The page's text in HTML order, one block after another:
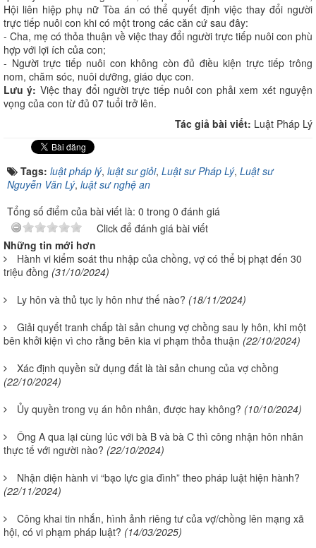
Hội liên hiệp phụ nữ Tòa án có thể quyết định việc thay đổi người
trực tiếp nuôi con khi có một trong các căn cứ sau đây:
- Cha, mẹ có thỏa thuận về việc thay đổi người trực tiếp nuôi con phù
hợp với lợi ích của con;
- Người trực tiếp nuôi con không còn đủ điều kiện trực tiếp trông
nom, chăm sóc, nuôi dưỡng, giáo dục con.
Lưu ý: Việc thay đổi người trực tiếp nuôi con phải xem xét nguyện
vọng của con từ đủ 07 tuổi trở lên.
Tác giả bài viết: Luật Pháp Lý
Tags: luật pháp lý, luật sư giỏi, Luật sư Pháp Lý, Luật sư
Nguyễn Văn Lý, luật sư nghệ an
Tổng số điểm của bài viết là: 0 trong 0 đánh giá
Click để đánh giá bài viết
Những tin mới hơn
Hành vi kiểm soát thu nhập của chồng, vợ có thể bị phạt đến 30
triệu đồng (31/10/2024)
Ly hôn và thủ tục ly hôn như thế nào? (18/11/2024)
Giải quyết tranh chấp tài sản chung vợ chồng sau ly hôn, khi một
bên khởi kiện vì cho rằng bên kia vi phạm thỏa thuận (22/10/2024)
Xác định quyền sử dụng đất là tài sản chung của vợ chồng
(22/10/2024)
Ủy quyền trong vụ án hôn nhân, được hay không? (10/10/2024)
Ông A qua lại cùng lúc với bà B và bà C thì công nhận hôn nhân
thực tế với người nào? (22/10/2024)
Nhận diện hành vi “bạo lực gia đình” theo pháp luật hiện hành?
(22/11/2024)
Công khai tin nhắn, hình ảnh riêng tư của vợ/chồng lên mạng xã
hội, có vi phạm pháp luật? (14/03/2025)